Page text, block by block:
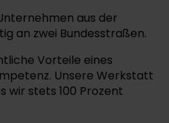
aus der
an zwei Bundesstraßen.
Vorteile eines
Unsere Werkstatt
wir stets 100 Prozent